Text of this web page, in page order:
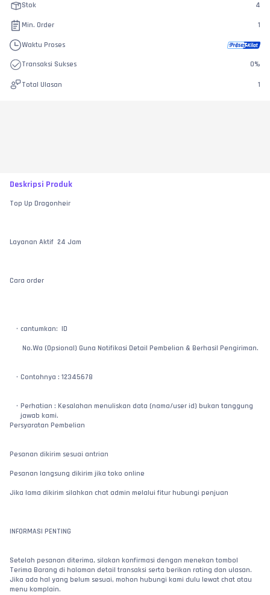
Stok 4
Min. Order 1
Waktu Proses
Transaksi Sukses 0%
Total Ulasan 1
Deskripsi Produk
Top Up Dragonheir
Layanan Aktif  24 Jam
Cara order
cantumkan:  ID
No.Wa (Opsional) Guna Notifikasi Detail Pembelian & Berhasil Pengiriman.
Contohnya : 12345678
Perhatian : Kesalahan menuliskan data (nama/user id) bukan tanggung
jawab kami.
Persyaratan Pembelian
Pesanan dikirim sesuai antrian
Pesanan langsung dikirim jika toko online
Jika lama dikirim silahkan chat admin melalui fitur hubungi penjuan
INFORMASI PENTING
Setelah pesanan diterima, silakan konfirmasi dengan menekan tombol
Terima Barang di halaman detail transaksi serta berikan rating dan ulasan.
Jika ada hal yang belum sesuai, mohon hubungi kami dulu lewat chat atau
menu komplain.